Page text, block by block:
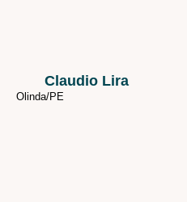
Claudio Lira
Olinda/PE